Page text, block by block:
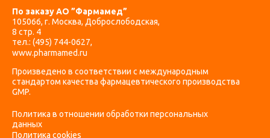
По заказу АО ”Фармамед”
105066, г. Москва, Доброслободская,
8 стр. 4
тел.: (495) 744-0627,
www.pharmamed.ru
Произведено в соответствии с международным
стандартом качества фармацевтического производства
GMP.
Политика в отношении обработки персональных
данных
Политика cookies